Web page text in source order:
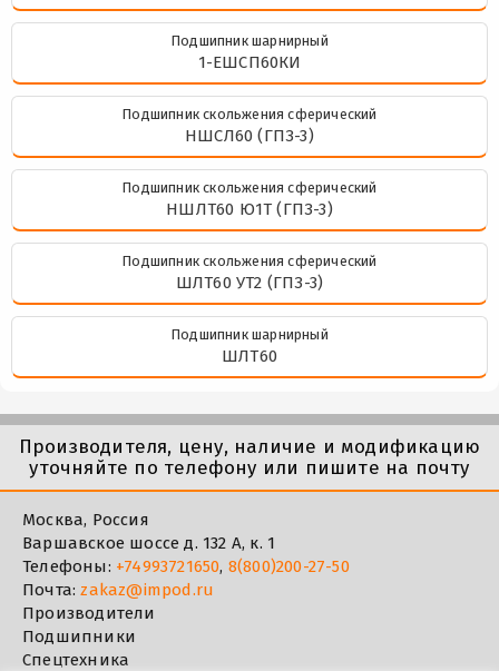
Подшипник шарнирный
1-ЕШСП60КИ
Подшипник скольжения сферический
НШСЛ60 (ГПЗ-3)
Подшипник скольжения сферический
НШЛТ60 Ю1Т (ГПЗ-3)
Подшипник скольжения сферический
ШЛТ60 УТ2 (ГПЗ-3)
Подшипник шарнирный
ШЛТ60
Производителя, цену, наличие и модификацию
уточняйте по телефону или пишите на почту
Москва, Россия
Варшавское шоссе д. 132 А, к. 1
Телефоны: +74993721650, 8(800)200-27-50
Почта:zakaz@impod.ru
Производители
Подшипники
Спецтехника